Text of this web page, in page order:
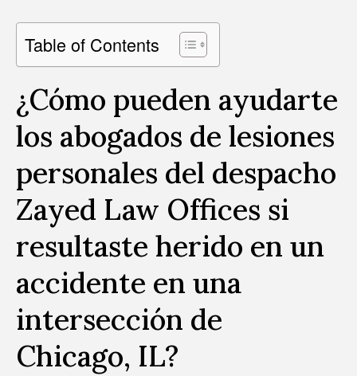
Table of Contents
¿Cómo pueden ayudarte
los abogados de lesiones
personales del despacho
Zayed Law Offices si
resultaste herido en un
accidente en una
intersección de
Chicago, IL?